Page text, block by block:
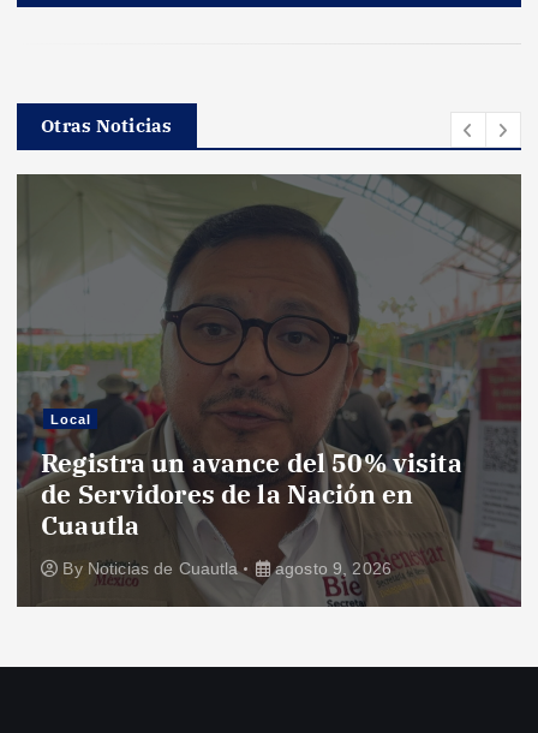
Otras Noticias
Local
Registra un avance del 50% visita
de Servidores de la Nación en
Cuautla
By Noticias de Cuautla agosto 9, 2026